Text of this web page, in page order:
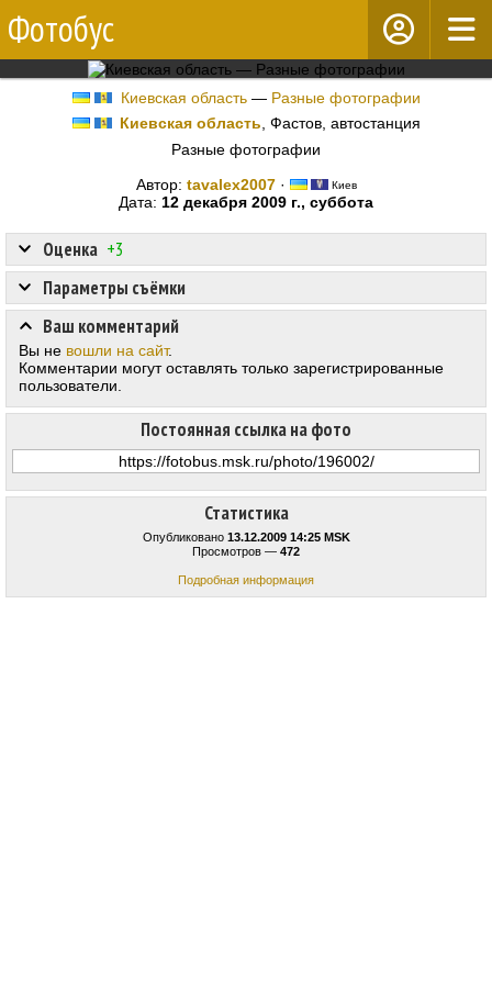
Фотобус
Киевская область— Разные фотографии
Киевская область , Фастов, автостанция
Разные фотографии
Автор: tavalex2007· Киев
Дата: 12 декабря 2009 г., суббота
Статистика
Опубликовано 13.12.2009 14:25 MSK
Просмотров — 472
Подробная информация
Оценка +3
Постоянная ссылка на фото
Параметры съёмки
Ваш комментарий
Вы не вошли на сайт.
Комментарии могут оставлять только зарегистрированные
пользователи.